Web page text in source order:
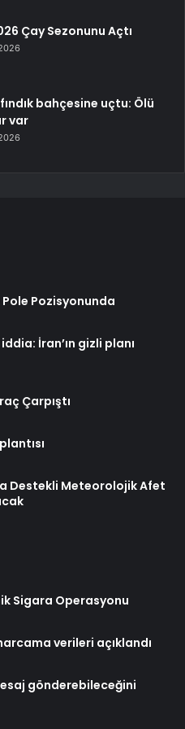
Çay Sezonunu Açtı
bahçesine uçtu: Ölü
var
Pozisyonunda
İran’ın gizli planı
Çarpıştı
Destekli Meteorolojik Afet
Sigara Operasyonu
verileri açıklandı
gönderebileceğini